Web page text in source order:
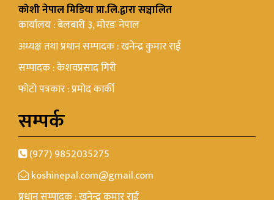
कोशी नेपाल मिडिया प्रा.लि.द्वारा सञ्चालित
कार्यालय : बेलबारी ३, मोरङ नेपाल
अध्यक्ष तथा प्रधान सम्पादक : खनेन्द्र कुमार राई
सम्पादक : केशवप्रसाद गिरी
फोटो पत्रकार : प्रमोद कार्की
सम्पर्क
(977) 9852035275
koshinepal.com@gmail.com